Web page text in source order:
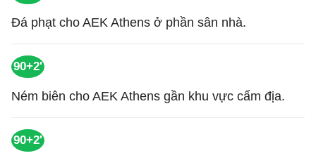
Đá phạt cho AEK Athens ở phần sân nhà.
90+2'
Ném biên cho AEK Athens gần khu vực cấm địa.
90+2'